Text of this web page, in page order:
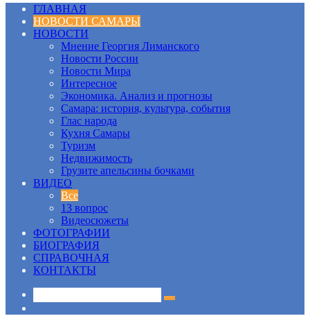
ГЛАВНАЯ
НОВОСТИ САМАРЫ
НОВОСТИ
Мнение Георгия Лиманского
Новости России
Новости Мира
Интересное
Экономика. Анализ и прогнозы
Самара: история, культура, события
Глас народа
Кухня Самары
Туризм
Недвижимость
Грузите апельсины бочками
ВИДЕО
Все
13 вопрос
Видеосюжеты
ФОТОГРАФИИ
БИОГРАФИЯ
СПРАВОЧНАЯ
КОНТАКТЫ